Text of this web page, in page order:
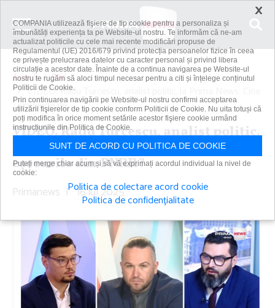
Acasă
Știri
VIDEO. Radu Turcescu, analist politic, la Prima News: Cine
răspunde de...
VIDEO. Radu Turcescu, analist politic,
la Prima News: Cine răspunde de
eşecurile din PNRR?
Primanews | 16 iul 2025
×
COMPANIA utilizează fişiere de tip cookie pentru a personaliza și
îmbunătăți experiența ta pe Website-ul nostru. Te informăm că ne-am
actualizat politicile cu cele mai recente modificări propuse de
Regulamentul (UE) 2016/679 privind protecția persoanelor fizice în ceea
ce privește prelucrarea datelor cu caracter personal și privind libera
circulație a acestor date. Înainte de a continua navigarea pe Website-ul
nostru te rugăm să aloci timpul necesar pentru a citi și înțelege conținutul
Politicii de Cookie.
Prin continuarea navigării pe Website-ul nostru confirmi acceptarea
utilizării fişierelor de tip cookie conform Politicii de Cookie. Nu uita totuși că
poți modifica în orice moment setările acestor fişiere cookie urmând
instrucțiunile din Politica de Cookie.
SUNT DE ACORD CU POLITICA DE COOKIE
Puteți merge chiar acum și să vă exprimați acordul individual la nivel de
cookie:
Politica de colectare acord cookie
Politica de confidențialitate